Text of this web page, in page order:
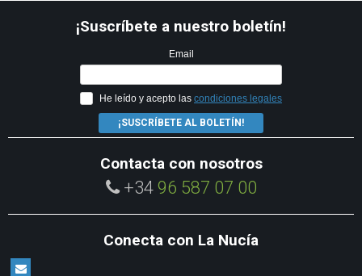
¡Suscríbete a nuestro boletín!
Email
He leído y acepto las condiciones legales
¡SUSCRÍBETE AL BOLETÍN!
Contacta con nosotros
+34 96 587 07 00
Conecta con La Nucía